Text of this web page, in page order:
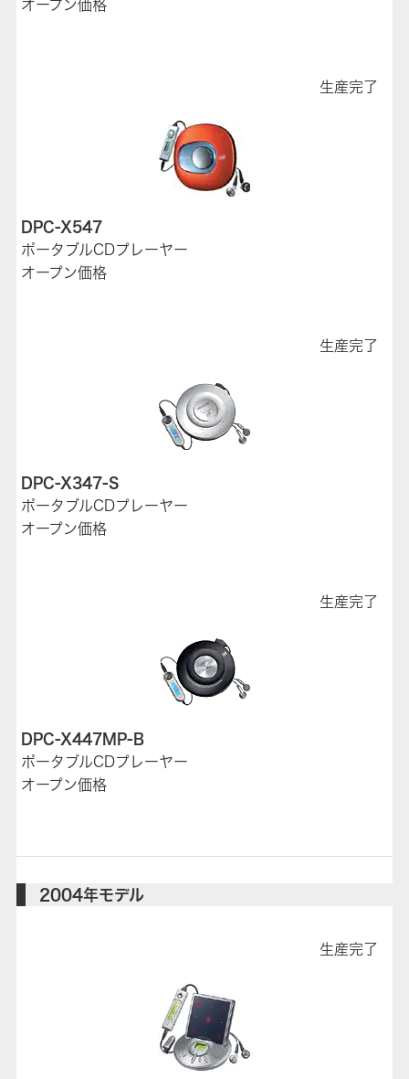
オープン価格
生産完了
DPC-X547
ポータブルCDプレーヤー
オープン価格
生産完了
DPC-X347-S
ポータブルCDプレーヤー
オープン価格
生産完了
DPC-X447MP-B
ポータブルCDプレーヤー
オープン価格
2004年モデル
生産完了